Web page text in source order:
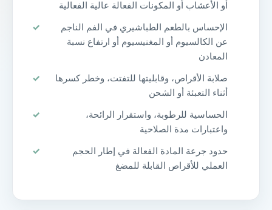
أو الأعشاب أو المكونات الفعالة عالية الفعالية
الإحساس بالطعم الطباشيري في الفم الناجم
عن الكالسيوم أو المغنيسيوم أو ارتفاع نسبة
المعادن
صلابة الأقراص، وقابليتها للتفتت، وخطر كسرها
أثناء التعبئة أو الشحن
الحساسية للرطوبة، واستقرار الرائحة،
واعتبارات مدة الصلاحية
حدود جرعة المادة الفعالة في إطار الحجم
العملي للأقراص القابلة للمضغ